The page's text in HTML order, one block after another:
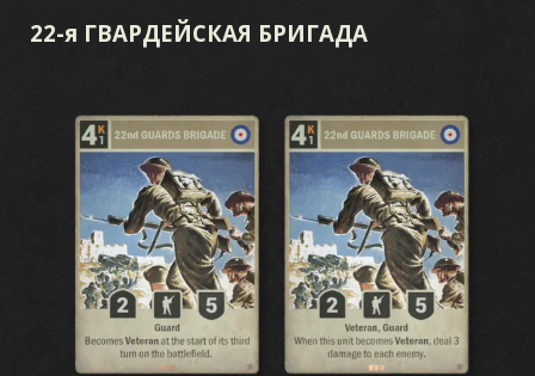
22-я ГВАРДЕЙСКАЯ БРИГАДА